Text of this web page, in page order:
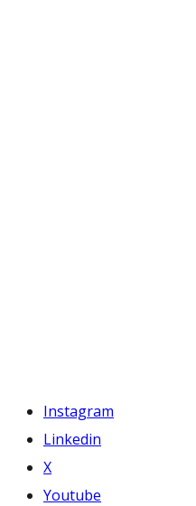
Instagram
Linkedin
X
Youtube